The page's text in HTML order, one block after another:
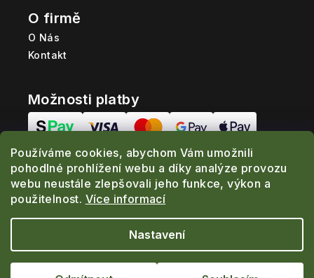
Používáme cookies, abychom Vám umožnili
pohodlné prohlížení webu a díky analýze provozu
webu neustále zlepšovali jeho funkce, výkon a
použitelnost. Více informací
Nastavení
O firmě
O Nás
Kontakt
Možnosti platby
Možnosti dopravy
práva vyhrazena.